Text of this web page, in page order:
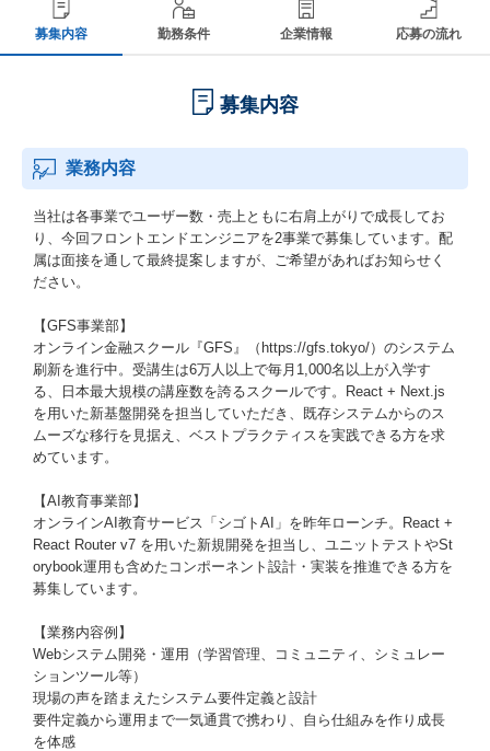
募集内容 勤務条件 企業情報 応募の流れ
募集内容
業務内容
当社は各事業でユーザー数・売上ともに右肩上がりで成長してお
り、今回フロントエンドエンジニアを2事業で募集しています。配
属は面接を通して最終提案しますが、ご希望があればお知らせく
ださい。
【GFS事業部】
オンライン金融スクール『GFS』（https://gfs.tokyo/）のシステム
刷新を進行中。受講生は6万人以上で毎月1,000名以上が入学す
る、日本最大規模の講座数を誇るスクールです。React + Next.js
を用いた新基盤開発を担当していただき、既存システムからのス
ムーズな移行を見据え、ベストプラクティスを実践できる方を求
めています。
【AI教育事業部】
オンラインAI教育サービス「シゴトAI」を昨年ローンチ。React +
React Router v7 を用いた新規開発を担当し、ユニットテストやSt
orybook運用も含めたコンポーネント設計・実装を推進できる方を
募集しています。
【業務内容例】
Webシステム開発・運用（学習管理、コミュニティ、シミュレー
ションツール等）
現場の声を踏まえたシステム要件定義と設計
要件定義から運用まで一気通貫で携わり、自ら仕組みを作り成長
を体感